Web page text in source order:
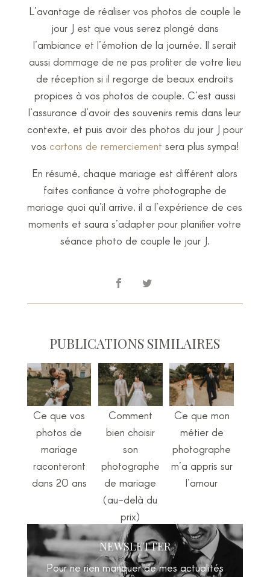
L’avantage de réaliser vos photos de couple le
jour J est que vous serez plongé dans
l’ambiance et l’émotion de la journée. Il serait
aussi dommage de ne pas profiter de votre lieu
de réception si il regorge de beaux endroits
propices à vos photos de couple. C’est aussi
l’assurance d’avoir des souvenirs remis dans leur
contexte, et puis avoir des photos du jour J pour
vos cartons de remerciement sera plus sympa!
En résumé, chaque mariage est différent alors
faites confiance à votre photographe de
mariage quoi qu’il arrive, il a l’expérience de ces
moments et saura s’adapter pour planifier votre
séance photo de couple le jour J.
PUBLICATIONS SIMILAIRES
Ce que vos
photos de
mariage
raconteront
dans 20 ans
Comment
bien choisir
son
photographe
de mariage
(au-delà du
prix)
Ce que mon
métier de
photographe
m’a appris sur
l’amour
NEWSLETTER
Pour ne rien manquer de mes actualités